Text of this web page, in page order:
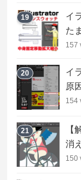
19
イ
た
157
20
イ
原
154
21
【
消
150